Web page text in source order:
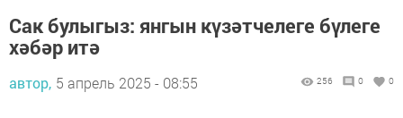
Сак булыгыз: янгын күзәтчелеге бүлеге
хәбәр итә
автор, 5 апрель 2025 - 08:55 256 0 0